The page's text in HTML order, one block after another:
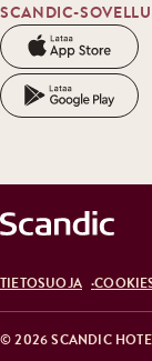
SCANDIC-
© 2026 SCANDIC
TIETOSUOJA